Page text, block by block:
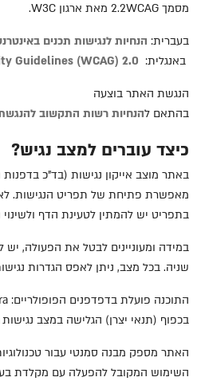
מסמך WCAG2.2 מאת ארגון W3C
.
בעברית: הנחיות לנגישות תכנים
באנגלית: Guidelines (WCAG) 2.0
הנגשת האתר בוצעה
בהתאם להנחיות רשות התקשוב
כיצד עוברים למצב נגיש?
באתר מוצב אייקון נגישות (בד"כ
מאפשרת פתיחת של תפריט הנגישות.
בתפריט יש להמתין לטעינת הדף
במידה ומעוניינים לבטל את הפעולה,
שניה. בכל מצב, ניתן לאפס הגדרות
התוכנה פועלת בדפדפנים הפופולריים:
בכפוף (תנאי יצרן) הגלישה במצב
האתר מספק מבנה סמנטי עבור
השימוש המקובל להפעלה עם מקלדת